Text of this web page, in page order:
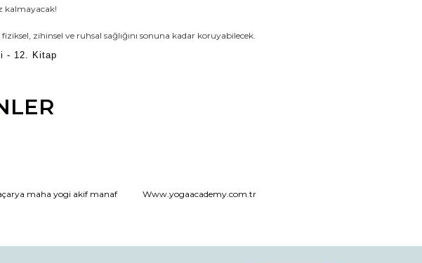
kalmayacak!
zihinsel ve ruhsal sağlığını sonuna kadar koruyabilecek.
- 12. Kitap
öneri formunu kullanarak tarafımıza iletebilirsiniz.
maha yogi akif manaf
Www.yogaacademy.com.tr